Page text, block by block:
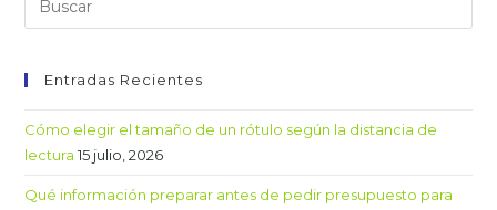
Entradas Recientes
Cómo elegir el tamaño de un rótulo según la distancia de
lectura 15 julio, 2026
Qué información preparar antes de pedir presupuesto para